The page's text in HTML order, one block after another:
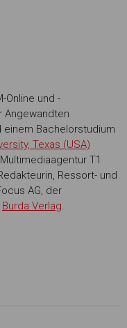
Online und -
Angewandten
einem Bachelorstudium
Texas (USA)
T1
Ressort- und
AG, der
Burda Verlag.